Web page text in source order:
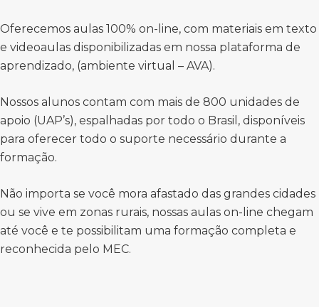
Oferecemos aulas 100% on-line, com materiais em texto
e videoaulas disponibilizadas em nossa plataforma de
aprendizado, (ambiente virtual – AVA).
Nossos alunos contam com mais de 800 unidades de
apoio (UAP’s), espalhadas por todo o Brasil, disponíveis
para oferecer todo o suporte necessário durante a
formação.
Não importa se você mora afastado das grandes cidades
ou se vive em zonas rurais, nossas aulas on-line chegam
até você e te possibilitam uma formação completa e
reconhecida pelo MEC.